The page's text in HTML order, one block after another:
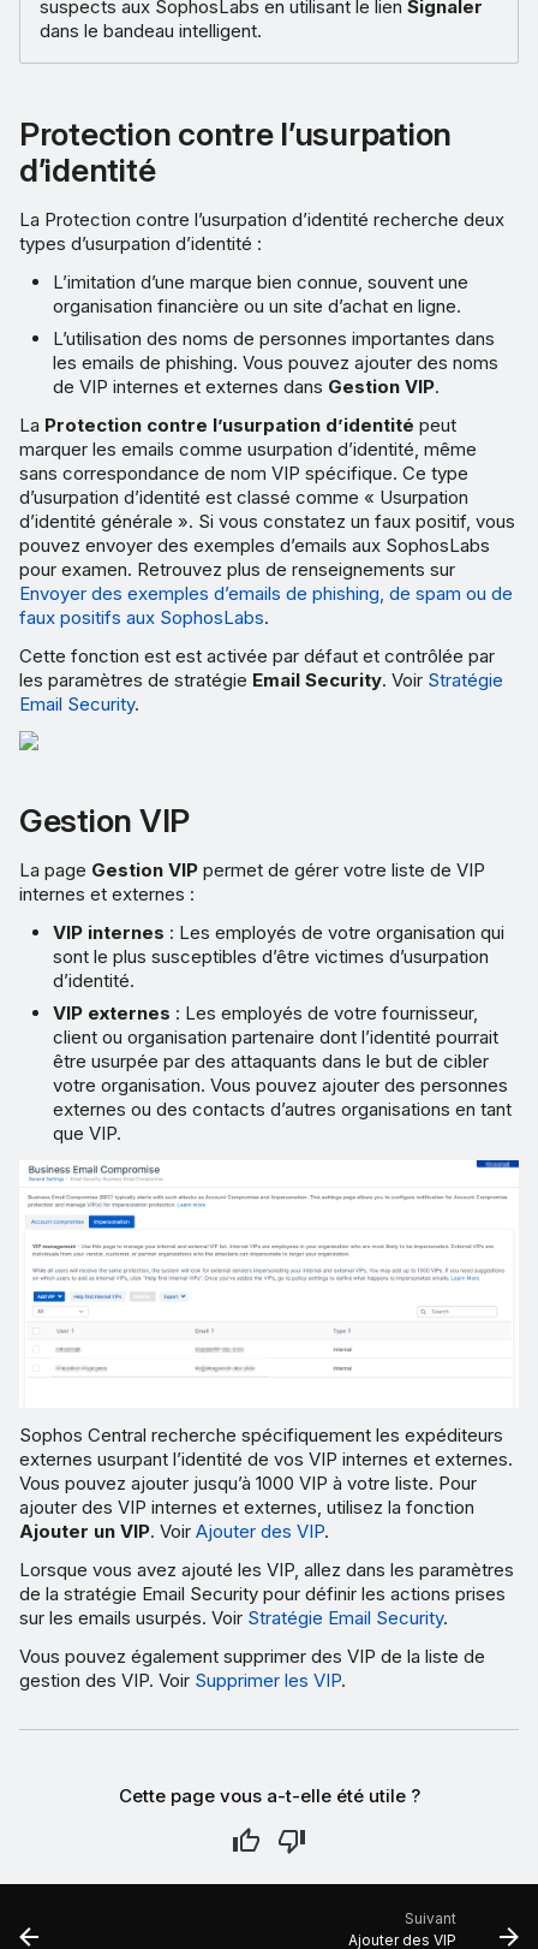
suspects aux SophosLabs en utilisant le lien Signaler
dans le bandeau intelligent.
Protection contre l’usurpation
d’identité
La Protection contre l’usurpation d’identité recherche deux
types d’usurpation d’identité :
L’imitation d’une marque bien connue, souvent une
organisation financière ou un site d’achat en ligne.
L’utilisation des noms de personnes importantes dans
les emails de phishing. Vous pouvez ajouter des noms
de VIP internes et externes dans Gestion VIP.
La Protection contre l’usurpation d’identité peut
marquer les emails comme usurpation d’identité, même
sans correspondance de nom VIP spécifique. Ce type
d’usurpation d’identité est classé comme « Usurpation
d’identité générale ». Si vous constatez un faux positif, vous
pouvez envoyer des exemples d’emails aux SophosLabs
pour examen. Retrouvez plus de renseignements sur
Envoyer des exemples d’emails de phishing, de spam ou de
faux positifs aux SophosLabs.
Cette fonction est est activée par défaut et contrôlée par
les paramètres de stratégie Email Security. Voir Stratégie
Email Security.
Gestion VIP
La page Gestion VIP permet de gérer votre liste de VIP
internes et externes :
VIP internes : Les employés de votre organisation qui
sont le plus susceptibles d’être victimes d’usurpation
d’identité.
VIP externes : Les employés de votre fournisseur,
client ou organisation partenaire dont l’identité pourrait
être usurpée par des attaquants dans le but de cibler
votre organisation. Vous pouvez ajouter des personnes
externes ou des contacts d’autres organisations en tant
que VIP.
Sophos Central recherche spécifiquement les expéditeurs
externes usurpant l’identité de vos VIP internes et externes.
Vous pouvez ajouter jusqu’à 1000 VIP à votre liste. Pour
ajouter des VIP internes et externes, utilisez la fonction
Ajouter un VIP. Voir Ajouter des VIP.
Lorsque vous avez ajouté les VIP, allez dans les paramètres
de la stratégie Email Security pour définir les actions prises
sur les emails usurpés. Voir Stratégie Email Security.
Vous pouvez également supprimer des VIP de la liste de
gestion des VIP. Voir Supprimer les VIP.
Cette page vous a-t-elle été utile ?
Suivant
Ajouter des VIP